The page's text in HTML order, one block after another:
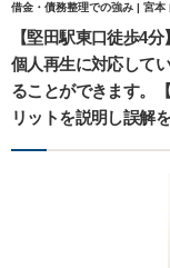
借金・債務整理での強み | 宮
【堅田駅東口徒歩4
個人再生に対応して
ることができます。
リットを説明し誤解を